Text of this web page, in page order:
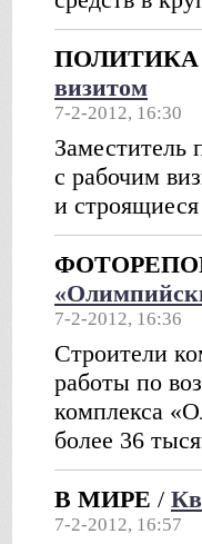
ПОЛИТИКА
визитом
7-2-2012, 16:30
Заместитель
с рабочим
и
7-2-2012, 16:36
Строители
работы по
комплекса
более 36
В МИРЕ /
7-2-2012, 16:57